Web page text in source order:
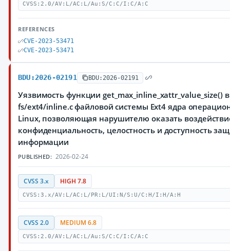
CVSS:2.0/AV:L/AC:L/Au:S/C:C/I:C/A:C
REFERENCES
CVE-2023-53471
CVE-2023-53471
BDU:2026-02191 BDU:2026-02191
Уязвимость функции get_max_inline_xattr_value_size()
fs/ext4/inline.c файловой системы Ext4 ядра
Linux, позволяющая нарушителю оказать
конфиденциальность, целостность и доступность
информации
PUBLISHED: 2026-02-24
CVSS 3.x HIGH 7.8
CVSS:3.x/AV:L/AC:L/PR:L/UI:N/S:U/C:H/I:H/A:H
CVSS 2.0 MEDIUM 6.8
CVSS:2.0/AV:L/AC:L/Au:S/C:C/I:C/A:C